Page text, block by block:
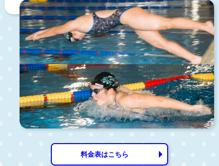
料金表はこちら